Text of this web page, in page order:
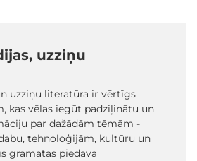
uzziņu
uzziņu literatūra ir vērtīgs
kas vēlas iegūt padziļinātu un
par dažādām tēmām -
tehnoloģijām, kultūru un
grāmatas piedāvā